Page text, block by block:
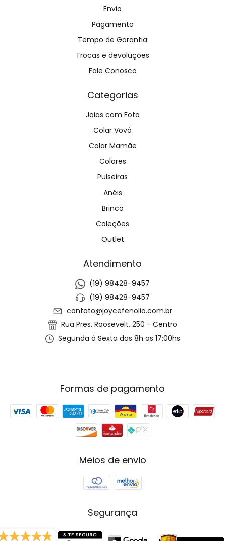
Envio
Pagamento
Tempo de Garantia
Trocas e devoluções
Fale Conosco
Categorias
Joias com Foto
Colar Vovó
Colar Mamãe
Colares
Pulseiras
Anéis
Brinco
Coleções
Outlet
Atendimento
(19) 98428-9457
(19) 98428-9457
contato@joycefenolio.com.br
Rua Pres. Roosevelt, 250 - Centro
Segunda à Sexta das 8h as 17:00hs
Formas de pagamento
Meios de envio
Segurança